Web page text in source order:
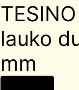
lauko
mm